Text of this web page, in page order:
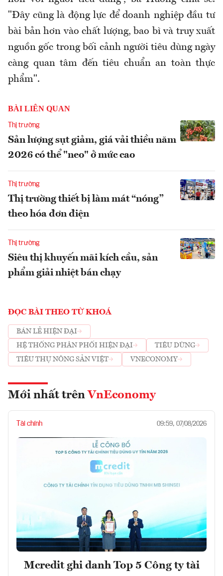
"Đây cũng là động lực để doanh nghiệp đầu tư
bài bản hơn vào chất lượng, bao bì và truy xuất
nguồn gốc trong bối cảnh người tiêu dùng ngày
càng quan tâm đến tiêu chuẩn an toàn thực
phẩm".
BÀI LIÊN QUAN
Thị trường
Sản lượng sụt giảm, giá vải thiều năm
2026 có thể "neo" ở mức cao
Thị trường
Thị trường thiết bị làm mát “nóng”
theo hóa đơn điện
Thị trường
Siêu thị khuyến mãi kích cầu, sản
phẩm giải nhiệt bán chạy
ĐỌC BÀI THEO TỪ KHOÁ
BÁN LẺ HIỆN ĐẠI
HỆ THỐNG PHÂN PHỐI HIỆN ĐẠI
TIÊU DÙNG
TIÊU THỤ NÔNG SẢN VIỆT
VNECONOMY
Mới nhất trên VnEconomy
Tài chính 09:59, 07/08/2026
Mcredit ghi danh Top 5 Công ty tài